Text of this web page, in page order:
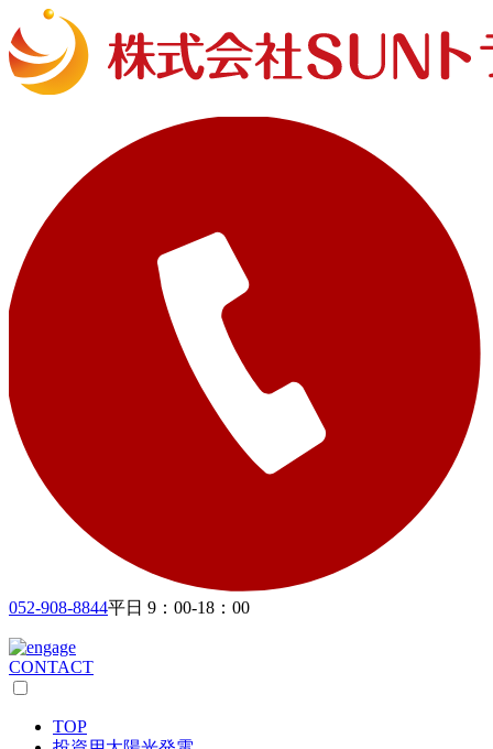
052-908-8844平日 9：00-18：00
CONTACT
TOP